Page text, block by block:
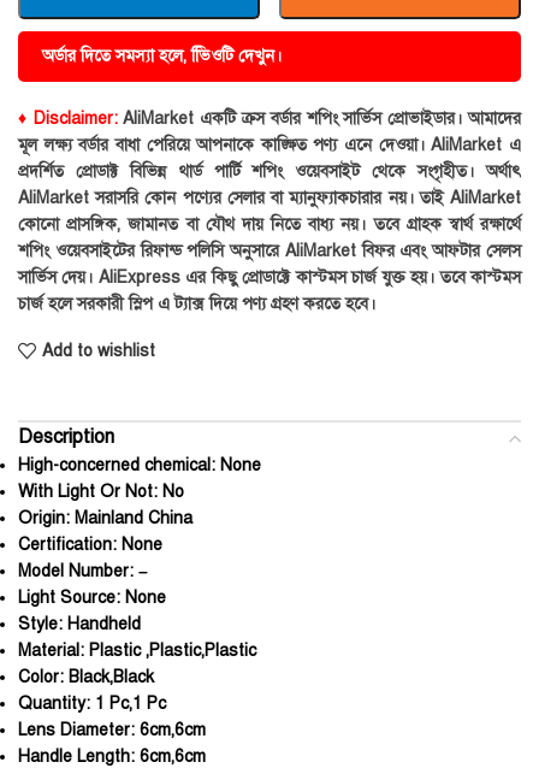
অর্ডার দিতে সমস্যা হলে, ভিিওটি দেখুন।
♦ Disclaimer:AliMarket একটি ক্রস বর্ডার শপিং সার্ভিস প্রোভাইডার। আমাদের
মূল লক্ষ্য বর্ডার বাধা পেরিয়ে আপনাকে কাঙ্ক্ষিত পণ্য এনে দেওয়া। AliMarket এ
প্রদর্শিত প্রোডাক্ট বিভিন্ন থার্ড পার্টি শপিং ওয়েবসাইট থেকে সংগৃহীত। অর্থাৎ
AliMarket সরাসরি কোন পণ্যের সেলার বা ম্যানুফ্যাকচারার নয়। তাই AliMarket
কোনো প্রাসঙ্গিক, জামানত বা যৌথ দায় নিতে বাধ্য নয়। তবে গ্রাহক স্বার্থ রক্ষার্থে
শপিং ওয়েবসাইটের রিফান্ড পলিসি অনুসারে AliMarket বিফর এবং আফটার সেলস
সার্ভিস দেয়। AliExpress এর কিছু প্রোডাক্টে কাস্টমস চার্জ যুক্ত হয়। তবে কাস্টমস
চার্জ হলে সরকারী স্লিপ এ ট্যাক্স দিয়ে পণ্য গ্রহণ করতে হবে।
Add to wishlist
Description
High-concerned chemical: None
With Light Or Not: No
Origin: Mainland China
Certification: None
Model Number: –
Light Source: None
Style: Handheld
Material: Plastic ,Plastic,Plastic
Color: Black,Black
Quantity: 1 Pc,1 Pc
Lens Diameter: 6cm,6cm
Handle Length: 6cm,6cm